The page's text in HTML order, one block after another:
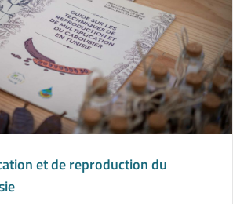
et de reproduction du